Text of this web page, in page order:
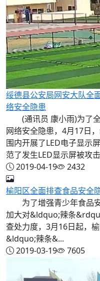
绥德县公安局网安大队全
络安全隐患
(通讯员 康小雨)为了全
网络安全隐患，4月17日
围内开展了LED电子显示
范了发生LED显示屏被攻
2019-04-19
2432
榆阳区全面排查食品安全
为了增强青少年食品安
加大对&ldquo;辣条
查处力度，3月16日起，
&ldquo;辣条&...
2019-03-19
7605